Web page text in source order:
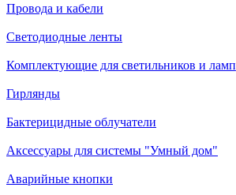
Провода и кабели
Светодиодные ленты
Комплектующие для светильников и ламп
Гирлянды
Бактерицидные облучатели
Аксессуары для системы "Умный дом"
Аварийные кнопки